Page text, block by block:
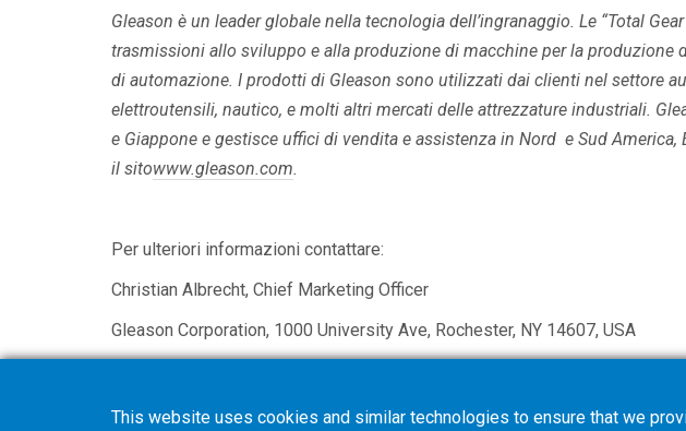
Gleason è un leader globale nella tecnologia dell’ingranaggio. Le “Total
trasmissioni allo sviluppo e alla produzione di macchine per la
di automazione. I prodotti di Gleason sono utilizzati dai clienti nel settore
elettroutensili, nautico, e molti altri mercati delle attrezzature industriali.
e Giappone e gestisce uffici di vendita e assistenza in Nord e Sud
il sitowww.gleason.com.
Per ulteriori informazioni contattare:
Christian Albrecht, Chief Marketing Officer
Gleason Corporation, 1000 University Ave, Rochester, NY 14607, USA
This website uses cookies and similar technologies to ensure that we